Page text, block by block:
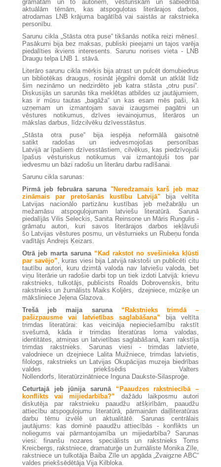
grāmatām un to autoriem, vēsturiskām un sabiedrībā
aktuālām tēmām, kas atspoguļotas literārajos darbos,
atrodamas LNB krājuma bagātībā vai saistās ar rakstnieka
personību.
Sarunu cikla „Stāsta otra puse“ tikšanās notika reizi mēnesī.
Pasākumi bija bez maksas, publiski pieejami un tajos varēja
piedalīties ikviens interesents. Sarunu norises vieta - LNB
Draugu telpa LNB 1. stāvā.
Literāro sarunu cikla mērķis bija atrast un pulcēt domubiedrus
un bibliotēkas draugus, rosināt jēgpilni domāt un atklāt līdz
šim nezināmo un nedzirdēto jeb katra stāsta „otru pusi“.
Diskusijās un sarunās tika meklētas atbildes uz jautājumiem,
kas ir mūsu tautas „bagāža“ un kas esam mēs paši, kā
uzņemam un izmantojam savai izaugsmei pagātni un
vēstures notikumus, dzīves ievainojumus, literāros un
mākslas darbus, līdzcilvēku dzīvesstāstus.
„Stāsta otra puse“ bija iespēja neformālā gaisotnē
satikt radošas un iedvesmojošas personības
Latvijā ar īpašiem dzīvesstāstiem, cilvēkus, kas piedzīvojuši
īpašus vēsturiskus notikumus vai izmantojuši tos par
iedvesmu un bāzi radošu un literāru darbu radīšanai.
Sarunu cikla sarunas:
Pirmā jeb februāra saruna "Neredzamais karš jeb maz
zināmais par pretošanās kustību Latvijā"
bija veltīta
Latvijas nacionālo partizānu kustības jeb mežabrāļu un
mežamāsu atspoguļojumam latviešu literatūrā. Sarunā
piedalījās Vilis Seleckis, Sanita Reinsone un Māris Rungulis -
grāmatu autori, kuri savos literārajos darbos iekļāvuši
šo Latvijas vēstures posmu, un vēsturnieks un Rubeņu fonda
vadītājs Andrejs Ķeizars.
Otrā jeb marta saruna “Kad rakstot no svešinieka kļūsti
par savējo” , kuras viesi bija Latvijā rakstoši un publicēti citu
tautību autori, kuru dzimtā valoda nav latviešu valoda, bet
viņu literārie un radošie darbi top un tiek izdoti Latvijā: krievu
rakstnieks, tulkotājs, publicists Roalds Dobrovenskis, britu
rakstnieks un žurnālists Maiks Koljērs, dzejniece, mūziķe un
māksliniece Jeļena Glazova.
Trešā jeb maija saruna “Rakstnieks trimdā –
pašizpausme vai latvietības saglabāšana”
bija veltīta
trimdas literatūrai: kas veicināja nepieciešamību rakstīt
svešumā, kāda ir trimdas literatūras loma valodas,
identitātes, atmiņas un latvietības saglabāšanā, kam rakstīja
trimdas rakstnieks. Sarunas viesi - trimdas latviete,
valodniece un dzejniece Lalita Muižniece, trimdas latvietis,
filologs, rakstnieks un Latvijas Okupācijas muzeja biedrības
valdes priekšsēdis Valters
Nollendorfs, literatūrzinātniece Inguna Daukste-Silasproģe.
Ceturtajā jeb jūnija sarunā “Paaudzes rakstniecībā –
konflikts vai mijiedarbība?”
dažādu laikposmu autori
diskutēja par rakstnieku paaudžu atšķirībām, paaudžu
attiecību atspoguļojumu literatūrā, pārmaiņām daiļliteratūras
darbu tēmu izvēlē un aktualitātē. Sarunas centrālais
jautājums: kas dominē paaudžu attiecībās - konflikts un
noliegums vai pārmantojamība un mijiedarbība? Sarunas
viesi: finanšu nozares speciālists un rakstnieks Toms
Kreicbergs, rakstniece, dramaturģe un žurnāliste Monika Zīle,
rakstniece un tulkotāja Baiba Zīle un apgāda „Zvaigzne ABC“
valdes priekšsēdētāja Vija Kilbloka.